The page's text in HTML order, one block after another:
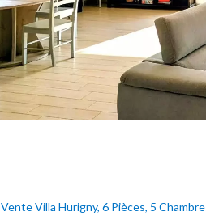
Vente Villa Hurigny, 6 Pièces, 5